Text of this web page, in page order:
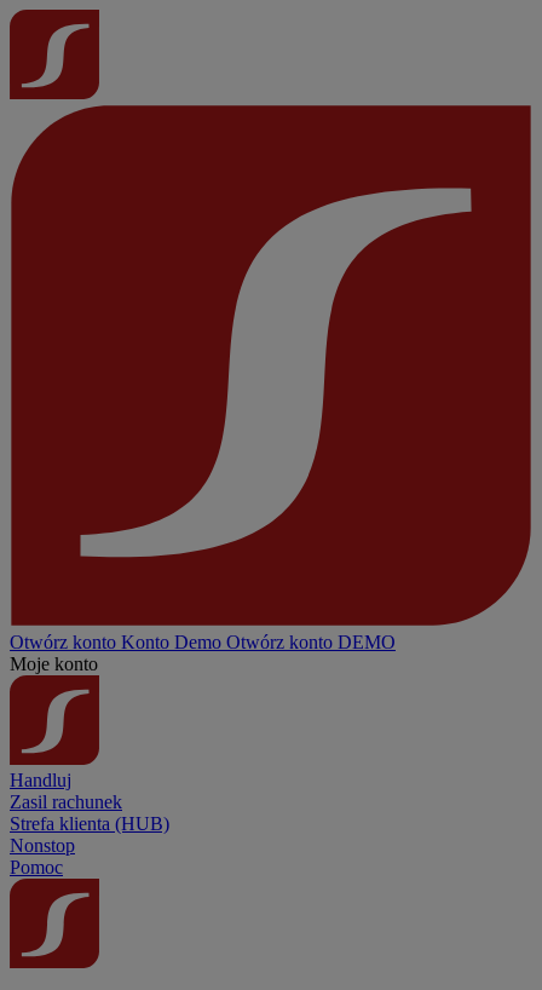
Otwórz konto Konto Demo Otwórz konto DEMO
Moje konto
Handluj
Zasil rachunek
Strefa klienta (HUB)
Nonstop
Pomoc